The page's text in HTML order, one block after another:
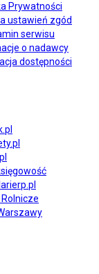
Prywatności
ustawień zgód
serwisu
o nadawcy
dostępności